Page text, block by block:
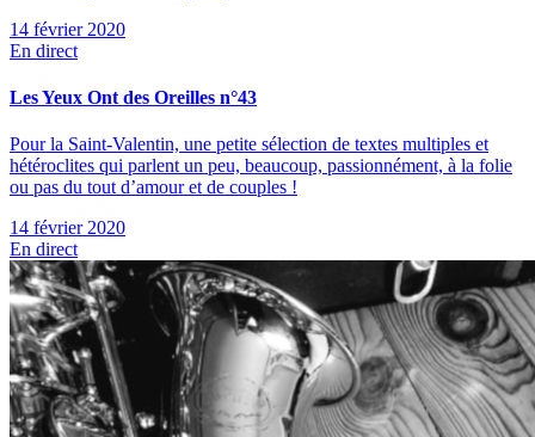
14 février 2020
En direct
Les Yeux Ont des Oreilles n°43
Pour la Saint-Valentin, une petite sélection de textes multiples et
hétéroclites qui parlent un peu, beaucoup, passionnément, à la folie
ou pas du tout d’amour et de couples !
14 février 2020
En direct